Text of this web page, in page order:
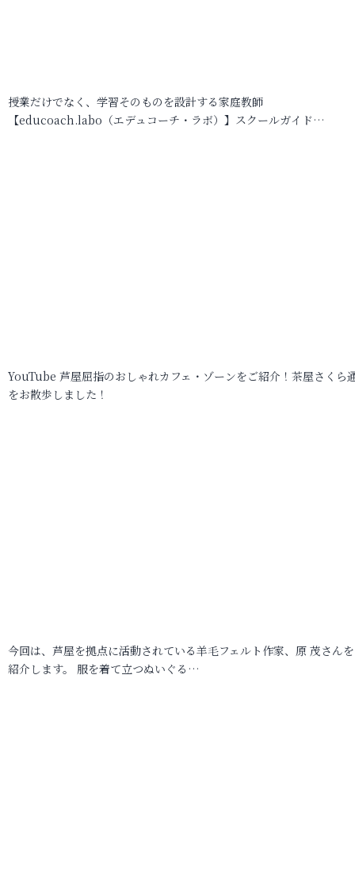
授業だけでなく、学習そのものを設計する家庭教師
【educoach.labo（エデュコーチ・ラボ）】スクールガイド…
YouTube 芦屋屈指のおしゃれカフェ・ゾーンをご紹介！茶屋さくら
をお散歩しました！
今回は、芦屋を拠点に活動されている羊毛フェルト作家、原 茂さん
紹介します。 服を着て立つぬいぐる…